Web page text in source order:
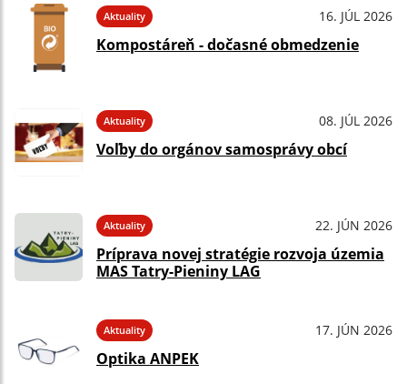
Aktuality 16. JÚL 2026
Kompostáreň - dočasné obmedzenie
Aktuality 08. JÚL 2026
Voľby do orgánov samosprávy obcí
Aktuality 22. JÚN 2026
Príprava novej stratégie rozvoja územia
MAS Tatry-Pieniny LAG
Aktuality 17. JÚN 2026
Optika ANPEK